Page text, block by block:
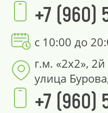
+7 (960)
с 10:00 до
г.м. «2х2»,
улица
+7 (960)